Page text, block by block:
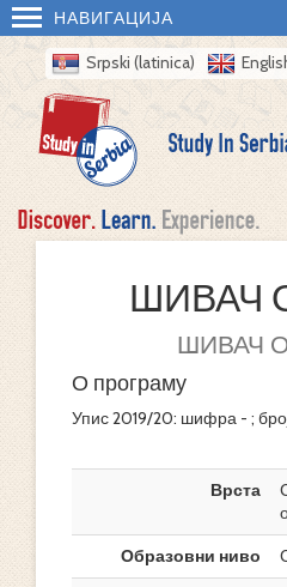
НАВИГАЦИЈА
Srpski (latinica)
ШИВАЧ
ШИВАЧ
О програму
Упис 2019/20: шифра - ;
Врста
Образовни ниво